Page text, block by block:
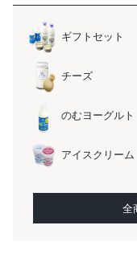
ギフトセット
チーズ
のむヨーグルト
アイスクリーム
全